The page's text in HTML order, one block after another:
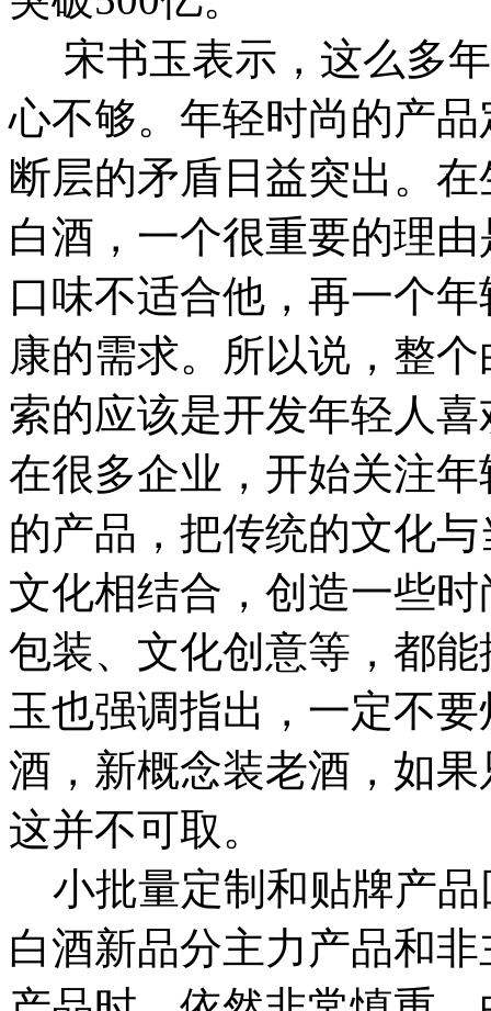
宋书玉表示，这么多
心不够。年轻时尚的产
断层的矛盾日益突出。
白酒，一个很重要的理
口味不适合他，再一个
康的需求。所以说，整
索的应该是开发年轻人
在很多企业，开始关注
的产品，把传统的文化
文化相结合，创造一些
包装、文化创意等，都
玉也强调指出，一定不
酒，新概念装老酒，如
这并不可取。
小批量定制和贴牌产品
白酒新品分主力产品和